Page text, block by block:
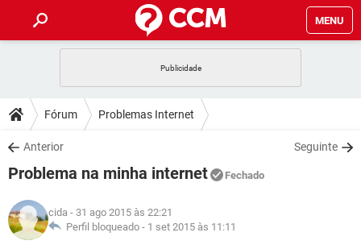
MENU
CELULAR FACEBOOK
OUTLOOK
INSTAGRAM GMAIL
GUIA DE COMPRAS
DICAS
JOGOS WHATSAPP
INSTAGRAM
GUIA DE COMPRAS
DOWNLOADS
JOGOS WHATSAPP
CELULAR
OUTLOOK EXCEL
JOGOS
CELULAR
GLOSSÁRIO
Fórum Problemas Internet
Anterior Seguinte
Problema na minha internet Fechado
cida - 31 ago 2015 às 22:21
Perfil bloqueado - 1 set 2015 às 11:11